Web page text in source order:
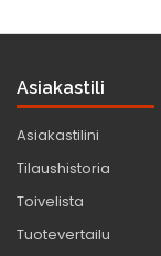
Asiakastili
Asiakastilini
Tilaushistoria
Toivelista
Tuotevertailu